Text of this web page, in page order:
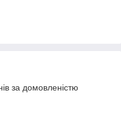
за домовленістю